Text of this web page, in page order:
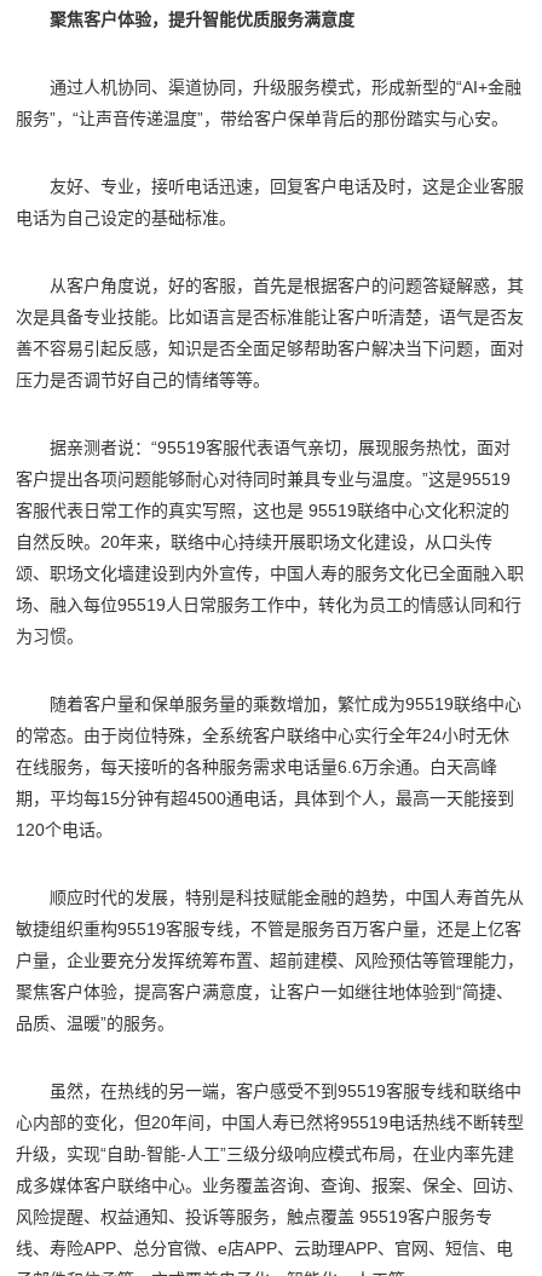
聚焦客户体验，提升智能优质服务满意度
通过人机协同、渠道协同，升级服务模式，形成新型的“AI+金融
服务”，“让声音传递温度”，带给客户保单背后的那份踏实与心安。
友好、专业，接听电话迅速，回复客户电话及时，这是企业客服
电话为自己设定的基础标准。
从客户角度说，好的客服，首先是根据客户的问题答疑解惑，其
次是具备专业技能。比如语言是否标准能让客户听清楚，语气是否友
善不容易引起反感，知识是否全面足够帮助客户解决当下问题，面对
压力是否调节好自己的情绪等等。
据亲测者说：“95519客服代表语气亲切，展现服务热忱，面对
客户提出各项问题能够耐心对待同时兼具专业与温度。”这是95519
客服代表日常工作的真实写照，这也是 95519联络中心文化积淀的
自然反映。20年来，联络中心持续开展职场文化建设，从口头传
颂、职场文化墙建设到内外宣传，中国人寿的服务文化已全面融入职
场、融入每位95519人日常服务工作中，转化为员工的情感认同和行
为习惯。
随着客户量和保单服务量的乘数增加，繁忙成为95519联络中心
的常态。由于岗位特殊，全系统客户联络中心实行全年24小时无休
在线服务，每天接听的各种服务需求电话量6.6万余通。白天高峰
期，平均每15分钟有超4500通电话，具体到个人，最高一天能接到
120个电话。
顺应时代的发展，特别是科技赋能金融的趋势，中国人寿首先从
敏捷组织重构95519客服专线，不管是服务百万客户量，还是上亿客
户量，企业要充分发挥统筹布置、超前建模、风险预估等管理能力，
聚焦客户体验，提高客户满意度，让客户一如继往地体验到“简捷、
品质、温暖”的服务。
虽然，在热线的另一端，客户感受不到95519客服专线和联络中
心内部的变化，但20年间，中国人寿已然将95519电话热线不断转型
升级，实现“自助-智能-人工”三级分级响应模式布局，在业内率先建
成多媒体客户联络中心。业务覆盖咨询、查询、报案、保全、回访、
风险提醒、权益通知、投诉等服务，触点覆盖 95519客户服务专
线、寿险APP、总分官微、e店APP、云助理APP、官网、短信、电